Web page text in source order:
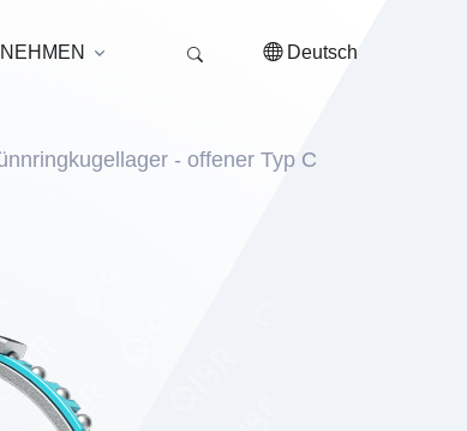
Deutsch
- offener Typ C